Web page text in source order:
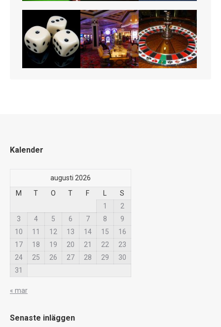
Kalender
augusti 2026
M
T O T F L
S
1
2
3
4 5 6 7 8
9
10
11 12 13 14 15
16
17
18 19 20 21 22
23
24
25 26 27 28 29
30
31
« mar
Senaste inläggen